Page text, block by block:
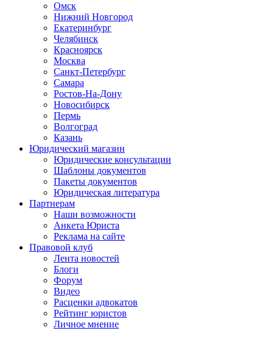
Омск
Нижний Новгород
Екатеринбург
Челябинск
Красноярск
Москва
Санкт-Петербург
Самара
Ростов-На-Дону
Новосибирск
Пермь
Волгоград
Казань
Юридический магазин
Юридические консультации
Шаблоны документов
Пакеты документов
Юридическая литература
Партнерам
Наши возможности
Анкета Юриста
Реклама на сайте
Правовой клуб
Лента новостей
Блоги
Форум
Видео
Расценки адвокатов
Рейтинг юристов
Личное мнение